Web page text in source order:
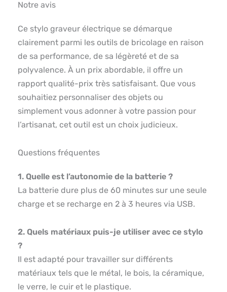
Notre avis
Ce stylo graveur électrique se démarque
clairement parmi les outils de bricolage en raison
de sa performance, de sa légèreté et de sa
polyvalence. À un prix abordable, il offre un
rapport qualité-prix très satisfaisant. Que vous
souhaitiez personnaliser des objets ou
simplement vous adonner à votre passion pour
l’artisanat, cet outil est un choix judicieux.
Questions fréquentes
1. Quelle est l’autonomie de la batterie ?
La batterie dure plus de 60 minutes sur une seule
charge et se recharge en 2 à 3 heures via USB.
2. Quels matériaux puis-je utiliser avec ce stylo
?
Il est adapté pour travailler sur différents
matériaux tels que le métal, le bois, la céramique,
le verre, le cuir et le plastique.